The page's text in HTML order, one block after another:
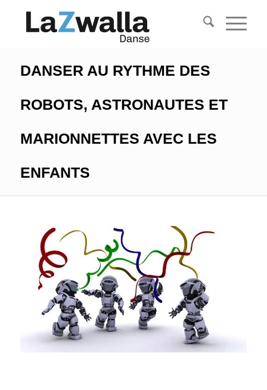
DANSER AU RYTHME DES
ROBOTS, ASTRONAUTES ET
MARIONNETTES AVEC LES
ENFANTS